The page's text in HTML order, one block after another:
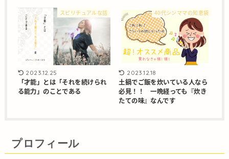
スピリチュアルな話
2023.12.25
「才能」とは「それを続けられ
る能力」のことである
40代シンママの知恵袋
2023.12.18
土鍋でご飯を炊いている人なら
必見！！ 一晩経っても『炊き
たての味』なんです
プロフィール